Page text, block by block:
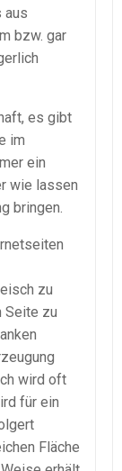
aus
bzw. gar
es gibt
im
ein
wie lassen
bringen.
zu
Seite zu
wird oft
für ein
Fläche